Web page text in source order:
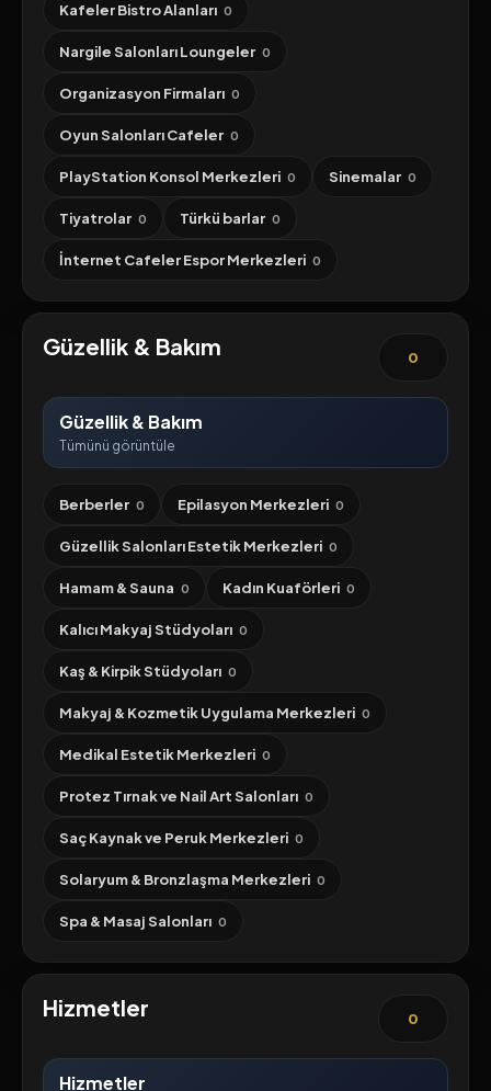
Kafeler Bistro Alanları 0
Nargile Salonları Loungeler 0
Organizasyon Firmaları 0
Oyun Salonları Cafeler 0
PlayStation Konsol Merkezleri 0 Sinemalar 0
Tiyatrolar 0 Türkü barlar 0
İnternet Cafeler Espor Merkezleri 0
Güzellik & Bakım 0
Güzellik & Bakım
Tümünü görüntüle
Berberler 0 Epilasyon Merkezleri 0
Güzellik Salonları Estetik Merkezleri 0
Hamam & Sauna 0 Kadın Kuaförleri 0
Kalıcı Makyaj Stüdyoları 0
Kaş & Kirpik Stüdyoları 0
Makyaj & Kozmetik Uygulama Merkezleri 0
Medikal Estetik Merkezleri 0
Protez Tırnak ve Nail Art Salonları 0
Saç Kaynak ve Peruk Merkezleri 0
Solaryum & Bronzlaşma Merkezleri 0
Spa & Masaj Salonları 0
Hizmetler 0
Hizmetler